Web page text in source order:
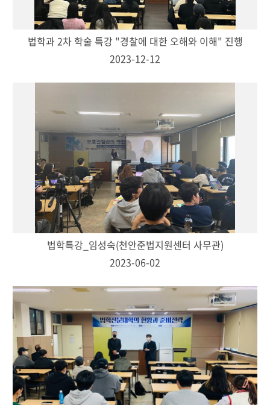
법학과 2차 학술 특강 "경찰에 대한 오해와 이해" 진행
2023-12-12
법학특강_임성숙(천안준법지원센터 사무관)
2023-06-02